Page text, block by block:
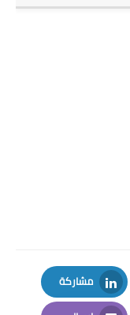
مشاركة
LinkedIn